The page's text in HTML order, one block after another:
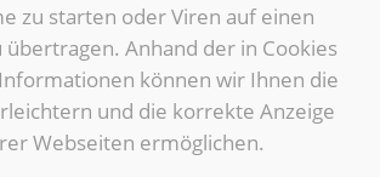
zu starten oder Viren auf einen
Anhand der in Cookies
können wir Ihnen die
und die korrekte Anzeige
Webseiten ermöglichen.